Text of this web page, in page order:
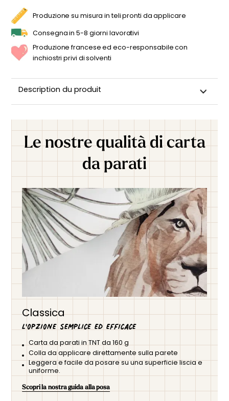
CAMERETTA
QUANTITÀ
Produzione su misura in teli pronti da applicare
Consegna in 5-8 giorni lavorativi
Produzione francese ed eco-responsabile con
inchiostri privi di solventi
Description du produit
Le nostre qualità di carta
da parati
Classica
L'opzione semplice ed efficace
Carta da parati in TNT da 160 g
Colla da applicare direttamente sulla parete
Leggera e facile da posare su una superficie liscia e
uniforme.
Scopri la nostra guida alla posa